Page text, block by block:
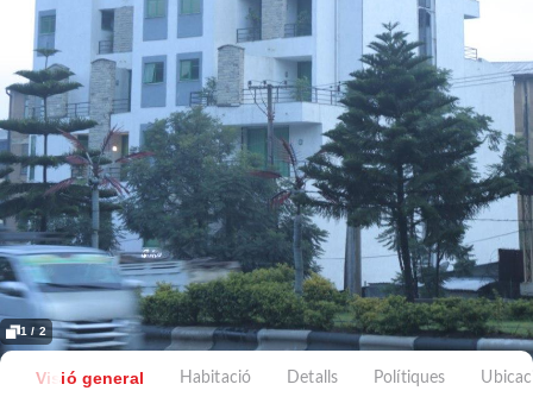
1 / 2
Visió general Habitació Detalls Polítiques